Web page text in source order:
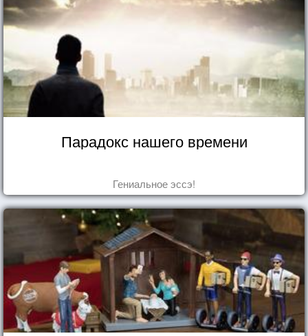
Парадокс нашего времени
Гениальное эссэ!